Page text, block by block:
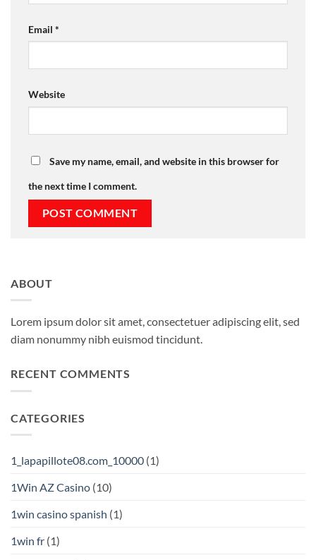
Email *
Website
Save my name, email, and website in this browser for
the next time I comment.
ABOUT
Lorem ipsum dolor sit amet, consectetuer adipiscing elit, sed
diam nonummy nibh euismod tincidunt.
RECENT COMMENTS
CATEGORIES
1_lapapillote08.com_10000 (1)
1Win AZ Casino (10)
1win casino spanish (1)
1win fr (1)